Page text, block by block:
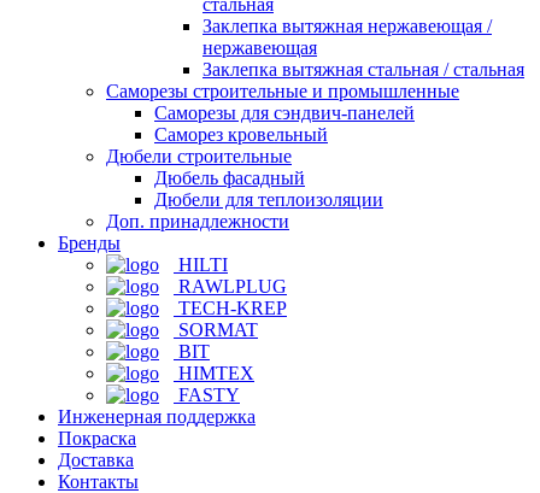
стальная
Заклепка вытяжная нержавеющая /
нержавеющая
Заклепка вытяжная стальная / стальная
Саморезы строительные и промышленные
Саморезы для сэндвич-панелей
Саморез кровельный
Дюбели строительные
Дюбель фасадный
Дюбели для теплоизоляции
Доп. принадлежности
Бренды
HILTI
RAWLPLUG
TECH-KREP
SORMAT
BIT
HIMTEX
FASTY
Инженерная поддержка
Покраска
Доставка
Контакты